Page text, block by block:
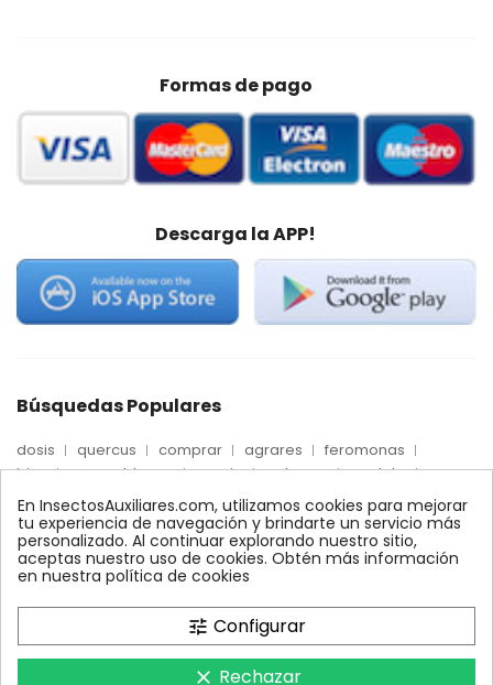
Formas de pago
Descarga la APP!
Búsquedas Populares
dosis quercus comprar agrares
feromonas
trips
mosca blanca precio palmera
quelato
Econex
control amblyseius araña roja
max
nido encinas alcornoques
conector
xilemax
foresta monitoreo ynject
fertinyect
bioline
robles conectores
ecologico
control biologico
En InsectosAuxiliares.com, utilizamos cookies para mejorar
tu experiencia de navegación y brindarte un servicio más
personalizado. Al continuar explorando nuestro sitio,
aceptas nuestro uso de cookies. Obtén más información
en nuestra política de cookies
tune Configurar
clear Rechazar